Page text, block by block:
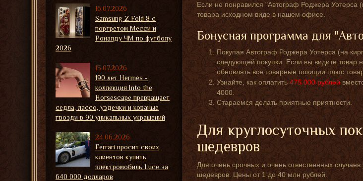
Если не понравился "Автограф Роджера Уотерса
товара исходном виде в нашем офисе.
Бонусная программа для
Покупая Автограф Роджера Уотерса (на
следующей покупки. Если вы видите товар
обновлять все товарные позиции плюс
Узнайте, как оплатить475 000 рублей
4000.
Стараемся делать приятные приятности.
Для круглосуточных
шедевров
Для очень срочных и очень отвественных
шедевров. Цены от 1 до 40 млн рублей.
16.07.2026
Samsung Z Fold 8 с
портретом Месси и
Роналду ЧМ по футболу
2026
15.07.2026
190 лет Hermès -
коллекция Into the
Horsescape превращает
седла, лассо, уздечки и кованые
гвозди в 90 уникальных украшений
24.06.2026
Ferrari просит своих
клиентов купить
электромобиль Luce за
640 000 долларов